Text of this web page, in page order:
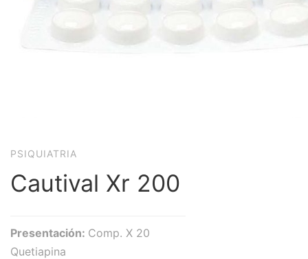
PSIQUIATRIA
Cautival Xr 200
Presentación: Comp. X 20
Quetiapina